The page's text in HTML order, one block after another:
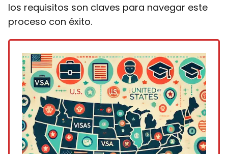
los requisitos son claves para navegar este
proceso con éxito.